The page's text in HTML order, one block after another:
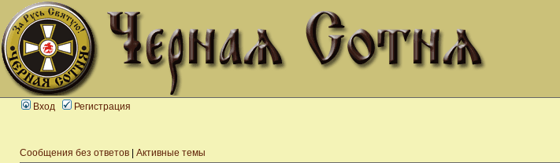
Вход Регистрация
Сообщения без ответов Активные темы